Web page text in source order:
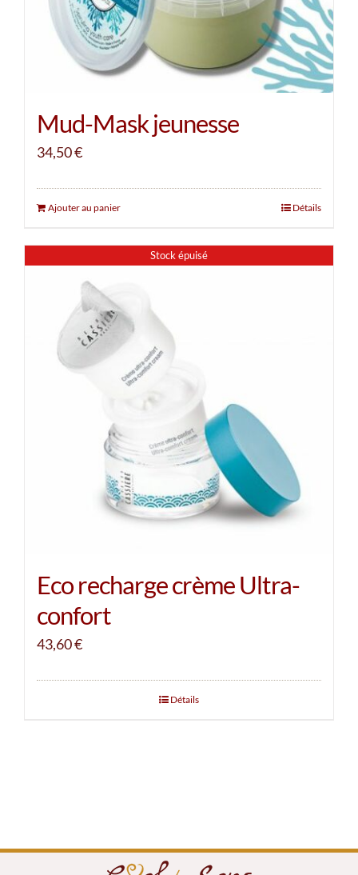
Mud-Mask jeunesse
34,50€
Ajouter au panier Détails
Stock épuisé
Eco recharge crème Ultra-
confort
43,60€
Détails